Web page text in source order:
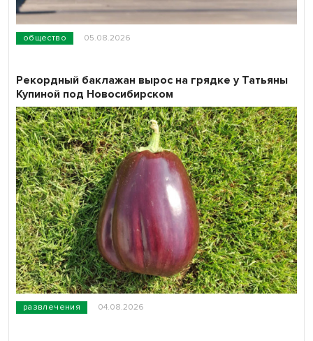
общество 05.08.2026
развлечения 04.08.2026
Рекордный баклажан вырос на грядке у Татьяны
Купиной под Новосибирском